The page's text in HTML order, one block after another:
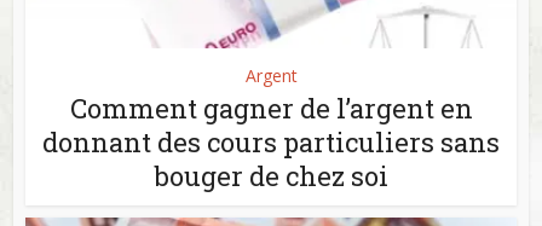
Argent
Comment gagner de l’argent en
donnant des cours particuliers sans
bouger de chez soi